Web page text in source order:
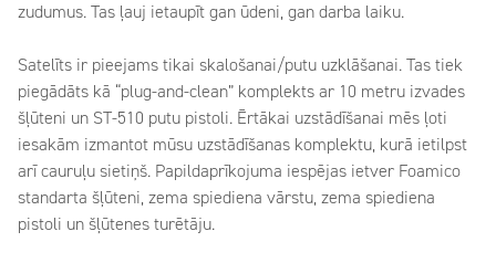
zudumus. Tas ļauj ietaupīt gan ūdeni, gan darba laiku.
Satelīts ir pieejams tikai skalošanai/putu uzklāšanai. Tas tiek
piegādāts kā “plug-and-clean” komplekts ar 10 metru izvades
šļūteni un ST-510 putu pistoli. Ērtākai uzstādīšanai mēs ļoti
iesakām izmantot mūsu uzstādīšanas komplektu, kurā ietilpst
arī cauruļu sietiņš. Papildaprīkojuma iespējas ietver Foamico
standarta šļūteni, zema spiediena vārstu, zema spiediena
pistoli un šļūtenes turētāju.